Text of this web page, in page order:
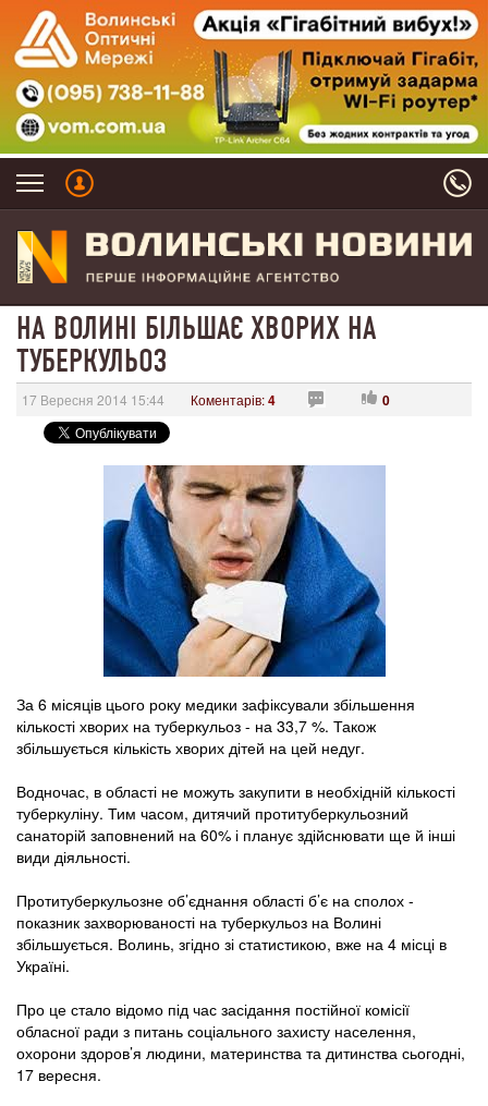
НА ВОЛИНІ БІЛЬШАЄ ХВОРИХ НА
ТУБЕРКУЛЬОЗ
17 Вересня 2014 15:44 Коментарів:4 0
За 6 місяців цього року медики зафіксували збільшення
кількості хворих на туберкульоз - на 33,7 %. Також
збільшується кількість хворих дітей на цей недуг.
Водночас, в області не можуть закупити в необхідній кількості
туберкуліну. Тим часом, дитячий протитуберкульозний
санаторій заповнений на 60% і планує здійснювати ще й інші
види діяльності.
Протитуберкульозне об’єднання області б’є на сполох -
показник захворюваності на туберкульоз на Волині
збільшується. Волинь, згідно зі статистикою, вже на 4 місці в
Україні.
Про це стало відомо під час засідання постійної комісії
обласної ради з питань соціального захисту населення,
охорони здоров’я людини, материнства та дитинства сьогодні,
17 вересня.